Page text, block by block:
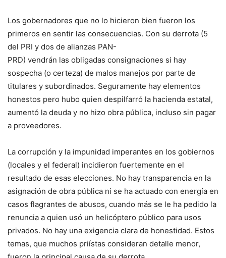
Los gobernadores que no lo hicieron bien fueron los
primeros en sentir las consecuencias. Con su derrota (5
del PRI y dos de alianzas PAN-
PRD) vendrán las obligadas consignaciones si hay
sospecha (o certeza) de malos manejos por parte de
titulares y subordinados. Seguramente hay elementos
honestos pero hubo quien despilfarró la hacienda estatal,
aumentó la deuda y no hizo obra pública, incluso sin pagar
a proveedores.
La corrupción y la impunidad imperantes en los gobiernos
(locales y el federal) incidieron fuertemente en el
resultado de esas elecciones. No hay transparencia en la
asignación de obra pública ni se ha actuado con energía en
casos flagrantes de abusos, cuando más se le ha pedido la
renuncia a quien usó un helicóptero público para usos
privados. No hay una exigencia clara de honestidad. Estos
temas, que muchos priístas consideran detalle menor,